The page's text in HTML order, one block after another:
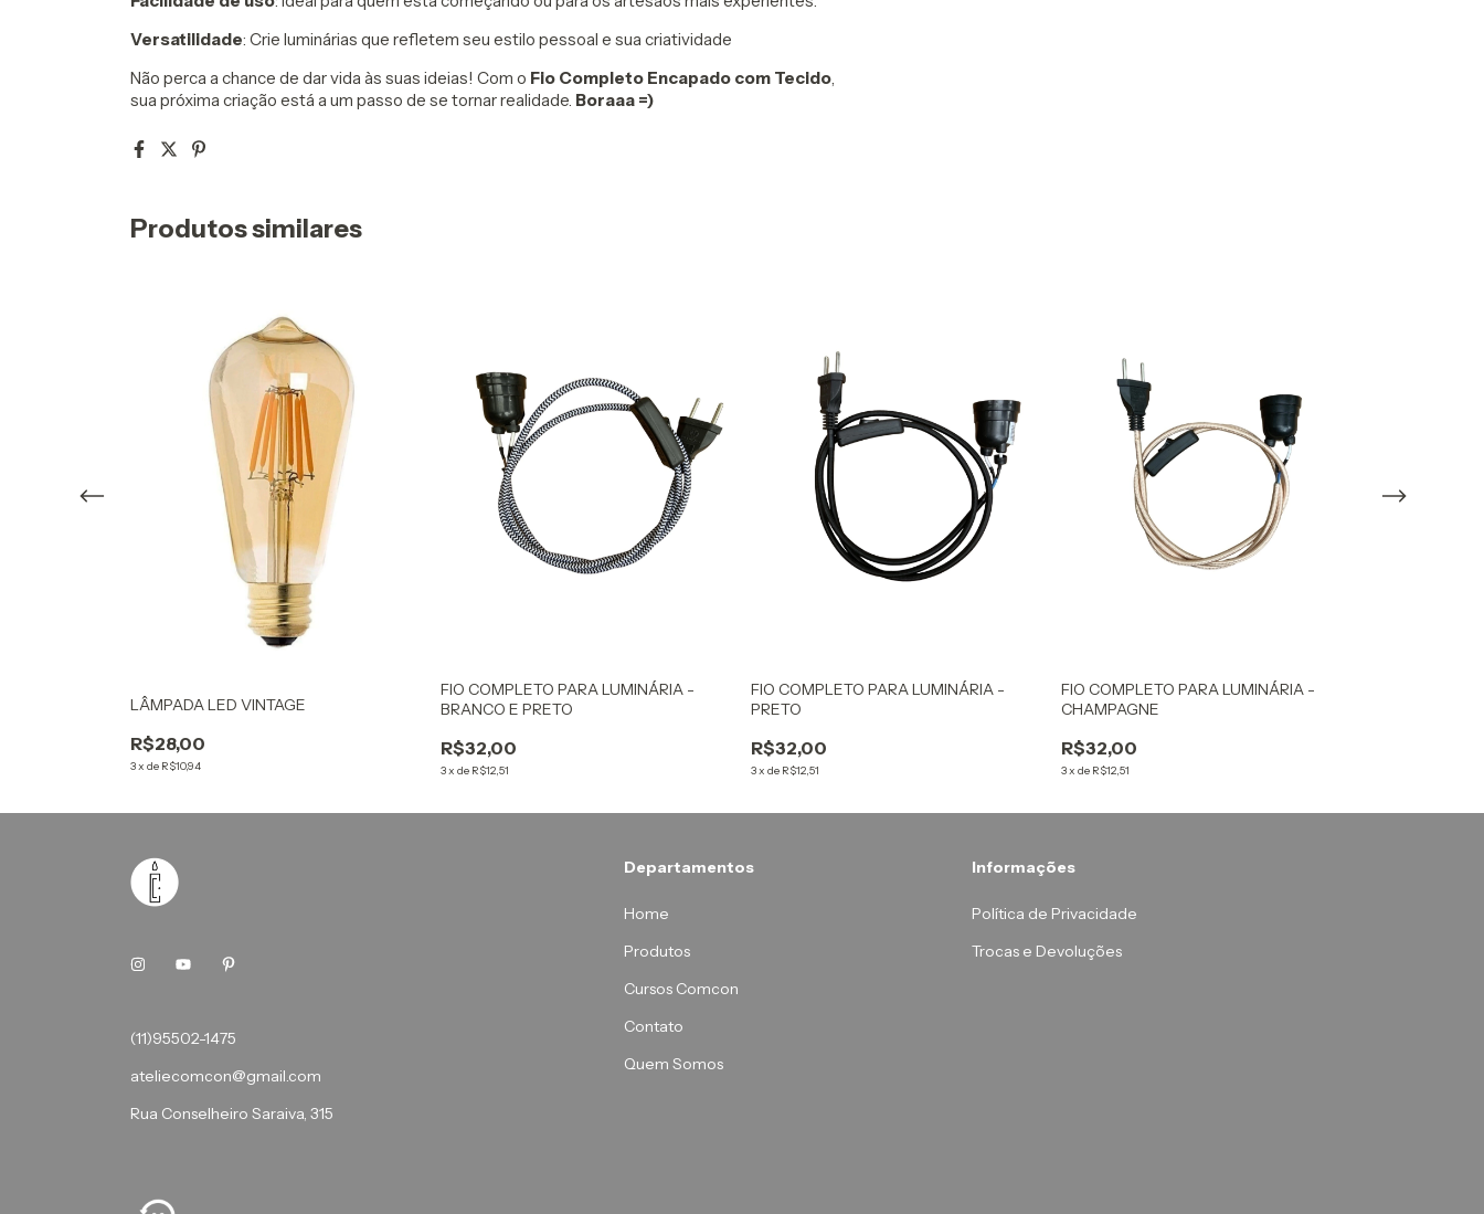
Versatilidade: Crie luminárias que refletem seu estilo pessoal e sua criatividade
Não perca a chance de dar vida às suas ideias! Com o Fio Completo Encapado com Tecido,
sua próxima criação está a um passo de se tornar realidade. Boraaa =)
Produtos similares
LÂMPADA LED VINTAGE
R$28,00
3x de R$10,94
FIO COMPLETO PARA LUMINÁRIA -
BRANCO E PRETO
R$32,00
3x de R$12,51
FIO COMPLETO PARA LUMINÁRIA -
PRETO
R$32,00
3x de R$12,51
FIO COMPLETO PARA LUMINÁRIA -
CHAMPAGNE
R$32,00
3x de R$12,51
(11)95502-1475
ateliecomcon@gmail.com
Rua Conselheiro Saraiva, 315
Departamentos
Home
Produtos
Cursos Comcon
Contato
Quem Somos
Informações
Política de Privacidade
Trocas e Devoluções